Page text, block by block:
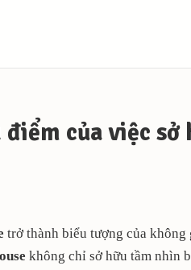
của việc sở
trở thành biểu tượng của không
không chỉ sở hữu tầm nhìn